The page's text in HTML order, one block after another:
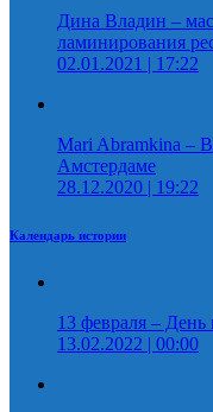
Дина Владин –
ламинирования
02.01.2021 | 17:22
Mari Abramkina –
Амстердаме
28.12.2020 | 19:22
Календарь истории
13 февраля –
13.02.2022 | 00:00